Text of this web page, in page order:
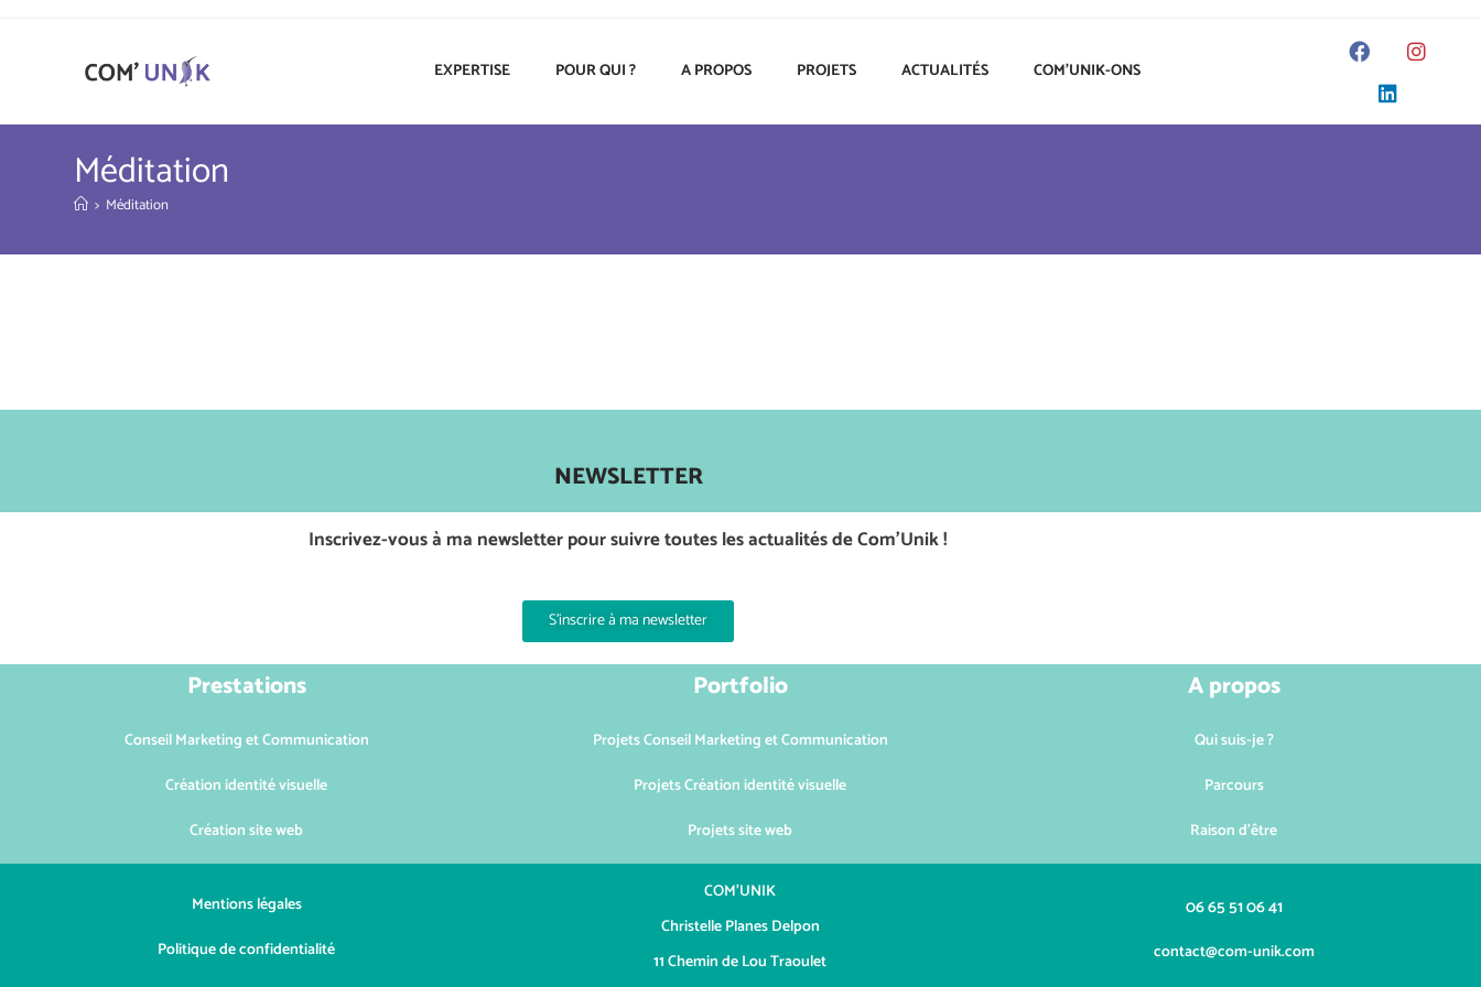
EXPERTISE POUR QUI ? A PROPOS PROJETS ACTUALITÉS COM’UNIK-ONS
Méditation
> Méditation
NEWSLETTER
Inscrivez-vous à ma newsletter pour suivre toutes les actualités de Com’Unik !
S'inscrire à ma newsletter
Prestations
Conseil Marketing et Communication
Création identité visuelle
Création site web
Portfolio
Projets Conseil Marketing et Communication
Projets Création identité visuelle
Projets site web
A propos
Qui suis-je ?
Parcours
Raison d'être
Mentions légales
Politique de confidentialité
COM’UNIK
Christelle Planes Delpon
11 Chemin de Lou Traoulet
06 65 51 06 41
contact@com-unik.com